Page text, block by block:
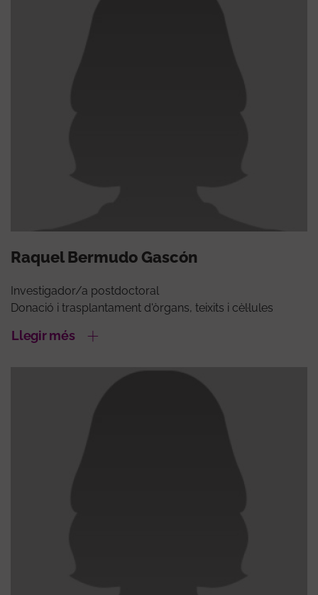
Raquel Bermudo Gascón
Investigador/a postdoctoral
Donació i trasplantament d'òrgans, teixits i cèl·lules
Llegir més